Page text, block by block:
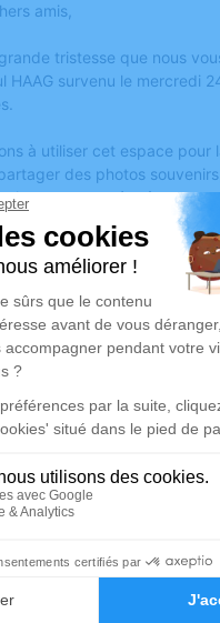
amis,
tristesse que nous
HAAG survenu le mercredi
à utiliser cet espace pour
des photos
vos pensées à travers
endroit est un lieu
de Paul HAAG.
Je rends
mars 2021 à 14h30
Funéraire du Parc de
la Montagne
Je rends